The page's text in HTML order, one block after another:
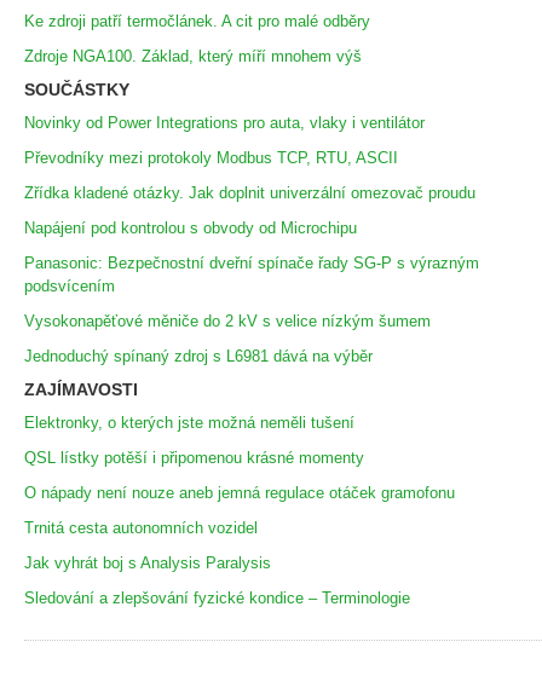
Ke zdroji patří termočlánek. A cit pro malé odběry
Zdroje NGA100. Základ, který míří mnohem výš
SOUČÁSTKY
Novinky od Power Integrations pro auta, vlaky i ventilátor
Převodníky mezi protokoly Modbus TCP, RTU, ASCII
Zřídka kladené otázky. Jak doplnit univerzální omezovač proudu
Napájení pod kontrolou s obvody od Microchipu
Panasonic: Bezpečnostní dveřní spínače řady SG-P s výrazným
podsvícením
Vysokonapěťové měniče do 2 kV s velice nízkým šumem
Jednoduchý spínaný zdroj s L6981 dává na výběr
ZAJÍMAVOSTI
Elektronky, o kterých jste možná neměli tušení
QSL lístky potěší i připomenou krásné momenty
O nápady není nouze aneb jemná regulace otáček gramofonu
Trnitá cesta autonomních vozidel
Jak vyhrát boj s Analysis Paralysis
Sledování a zlepšování fyzické kondice – Terminologie